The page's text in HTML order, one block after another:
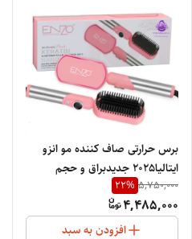
برس حرارتی صاف کننده مو انزو
ایتالیا2025 جدیدبراق و حجم
دهنده سرامیکی نانو گرم کننده
یونی صاف کننده مو، ضد قارچ مو
ENZO PROFESSIONAL
5,750,000
22%
4,485,000
افزودن به سبد